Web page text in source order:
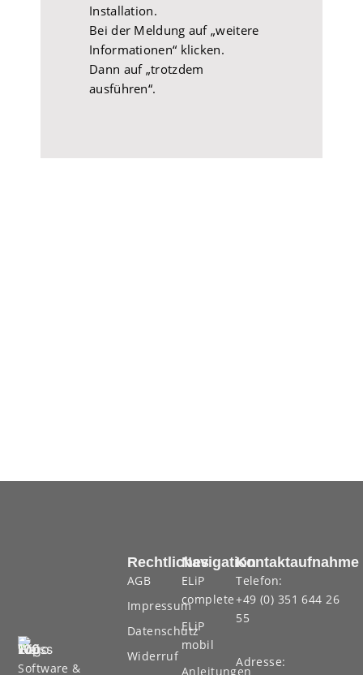
Installation.
Bei der Meldung auf „weitere
Informationen“ klicken.
Dann auf „trotzdem
ausführen“.
Software &
Navigation
ELiP
complete
ELiP
mobil
Anleitungen
Rechtliches
AGB
Impressum
Datenschutz
Widerruf
Kontaktaufnahme
Telefon:
+49 (0) 351 644 26
55
Adresse: